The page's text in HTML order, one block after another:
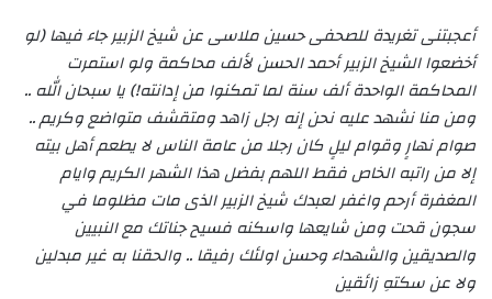
أعجبتنى تغريدة للصحفى حسين ملاسى عن شيخ الزبير جاء فيها (لو
أخضعوا الشيخ الزبير أحمد الحسن لألف محاكمة ولو استمرت
المحاكمة الواحدة ألف سنة لما تمكنوا من إدانته!) يا سبحان الله ..
ومن منا نشهد عليه نحن إنه رجل زاهد ومتقشف متواضع وكريم ..
صوام نهارٍ وقوام ليلٍ كان رجلا من عامة الناس لا يطعم أهل بيته
إلا من راتبه الخاص فقط اللهم بفضل هذا الشهر الكريم وايام
المغفرة أرحم واغفر لعبدك شيخ الزبير الذى مات مظلوما في
سجون قحت ومن شايعها واسكنه فسيح جناتك مع النبيين
والصديقين والشهداء وحسن اولئك رفيقا .. والحقنا به غير مبدلين
ولا عن سكتهِ زائقين